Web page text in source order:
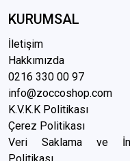
KURUMSAL
İletişim
Hakkımızda
0216 330 00 97
info@zoccoshop.com
K.V.K.K Politikası
Çerez Politikası
Veri Saklama ve